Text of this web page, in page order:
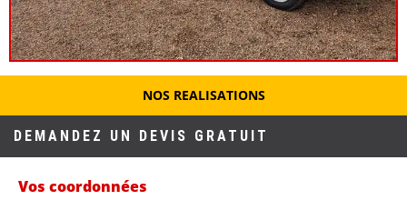
NOS REALISATIONS
DEMANDEZ UN DEVIS GRATUIT
Vos coordonnées